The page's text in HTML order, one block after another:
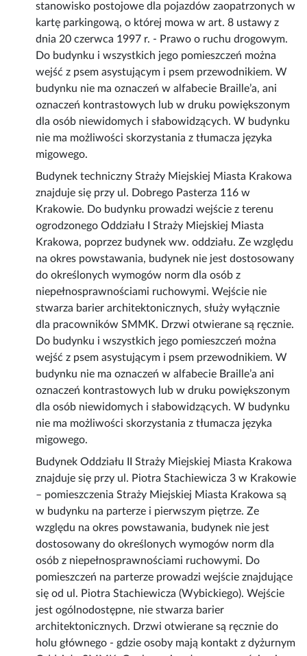
stanowisko postojowe dla pojazdów zaopatrzonych w
kartę parkingową, o której mowa w art. 8 ustawy z
dnia 20 czerwca 1997 r. - Prawo o ruchu drogowym.
Do budynku i wszystkich jego pomieszczeń można
wejść z psem asystującym i psem przewodnikiem. W
budynku nie ma oznaczeń w alfabecie Braille’a, ani
oznaczeń kontrastowych lub w druku powiększonym
dla osób niewidomych i słabowidzących. W budynku
nie ma możliwości skorzystania z tłumacza języka
migowego.
Budynek techniczny Straży Miejskiej Miasta Krakowa
znajduje się przy ul. Dobrego Pasterza 116 w
Krakowie. Do budynku prowadzi wejście z terenu
ogrodzonego Oddziału I Straży Miejskiej Miasta
Krakowa, poprzez budynek ww. oddziału. Ze względu
na okres powstawania, budynek nie jest dostosowany
do określonych wymogów norm dla osób z
niepełnosprawnościami ruchowymi. Wejście nie
stwarza barier architektonicznych, służy wyłącznie
dla pracowników SMMK. Drzwi otwierane są ręcznie.
Do budynku i wszystkich jego pomieszczeń można
wejść z psem asystującym i psem przewodnikiem. W
budynku nie ma oznaczeń w alfabecie Braille’a ani
oznaczeń kontrastowych lub w druku powiększonym
dla osób niewidomych i słabowidzących. W budynku
nie ma możliwości skorzystania z tłumacza języka
migowego.
Budynek Oddziału II Straży Miejskiej Miasta Krakowa
znajduje się przy ul. Piotra Stachiewicza 3 w Krakowie
– pomieszczenia Straży Miejskiej Miasta Krakowa są
w budynku na parterze i pierwszym piętrze. Ze
względu na okres powstawania, budynek nie jest
dostosowany do określonych wymogów norm dla
osób z niepełnosprawnościami ruchowymi. Do
pomieszczeń na parterze prowadzi wejście znajdujące
się od ul. Piotra Stachiewicza (Wybickiego). Wejście
jest ogólnodostępne, nie stwarza barier
architektonicznych. Drzwi otwierane są ręcznie do
holu głównego - gdzie osoby mają kontakt z dyżurnym